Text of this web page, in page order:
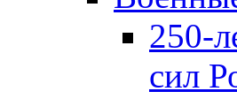
250-
сил